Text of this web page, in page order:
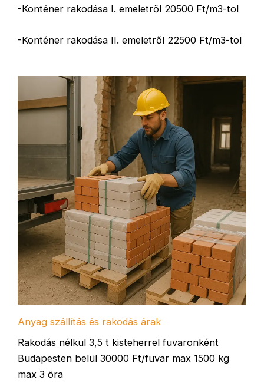
-Konténer rakodása I. emeletről 20500 Ft/m3-tol
-Konténer rakodása II. emeletről 22500 Ft/m3-tol
Anyag szállítás és rakodás árak
Rakodás nélkül 3,5 t kisteherrel fuvaronként
Budapesten belül 30000 Ft/fuvar max 1500 kg
max 3 öra